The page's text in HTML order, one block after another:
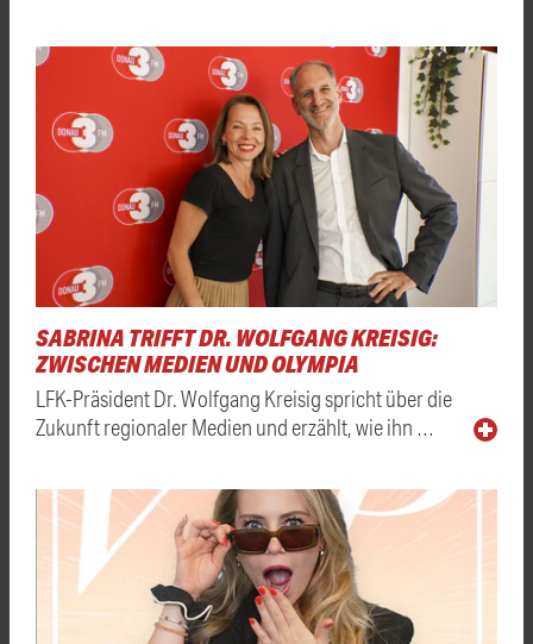
SABRINA TRIFFT DR. WOLFGANG KREISIG:
ZWISCHEN MEDIEN UND OLYMPIA
LFK-Präsident Dr. Wolfgang Kreisig spricht über die
Zukunft regionaler Medien und erzählt, wie ihn …